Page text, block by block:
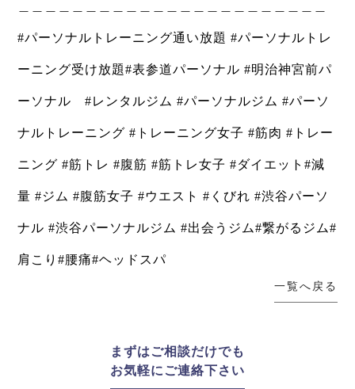
#パーソナルトレーニング通い放題 #パーソナルトレ
ーニング受け放題#表参道パーソナル #明治神宮前パ
ーソナル #レンタルジム #パーソナルジム #パーソ
ナルトレーニング #トレーニング女子 #筋肉 #トレー
ニング #筋トレ #腹筋 #筋トレ女子 #ダイエット#減
量 #ジム #腹筋女子 #ウエスト #くびれ #渋谷パーソ
ナル #渋谷パーソナルジム #出会うジム#繋がるジム#
肩こり#腰痛#ヘッドスパ
一覧へ戻る
まずはご相談だけでも
お気軽にご連絡下さい